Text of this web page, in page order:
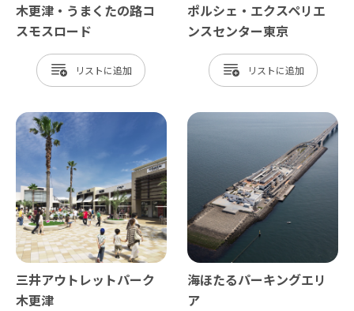
木更津・うまくたの路コ
スモスロード
リスト
ポルシェ・エクスペリエ
ンスセンター東京
リスト
三井アウトレットパーク
木更津
海ほたるパーキングエリ
ア